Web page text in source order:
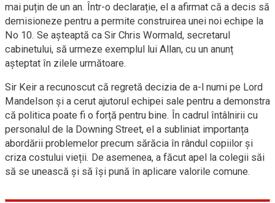
mai puțin de un an. Într-o declarație, el a afirmat că a decis să
demisioneze pentru a permite construirea unei noi echipe la
No 10. Se așteaptă ca Sir Chris Wormald, secretarul
cabinetului, să urmeze exemplul lui Allan, cu un anunț
așteptat în zilele următoare.
Sir Keir a recunoscut că regretă decizia de a-l numi pe Lord
Mandelson și a cerut ajutorul echipei sale pentru a demonstra
că politica poate fi o forță pentru bine. În cadrul întâlnirii cu
personalul de la Downing Street, el a subliniat importanța
abordării problemelor precum sărăcia în rândul copiilor și
criza costului vieții. De asemenea, a făcut apel la colegii săi
să se unească și să își pună în aplicare valorile comune.